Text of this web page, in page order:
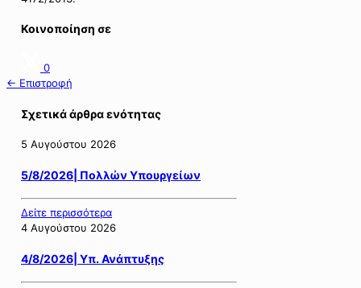
Κοινοποίηση σε
0
← Επιστροφή
Σχετικά άρθρα ενότητας
5 Αυγούστου 2026
5/8/2026| Πολλών Υπουργείων
Δείτε περισσότερα
4 Αυγούστου 2026
4/8/2026| Υπ. Ανάπτυξης